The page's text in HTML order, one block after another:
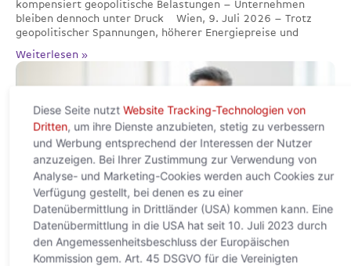
kompensiert geopolitische Belastungen – Unternehmen
bleiben dennoch unter Druck Wien, 9. Juli 2026 – Trotz
geopolitischer Spannungen, höherer Energiepreise und
Weiterlesen »
KI verändert den Welthandel
Diese Seite nutzt Website Tracking-Technologien von
Dritten, um ihre Dienste anzubieten, stetig zu verbessern
und Werbung entsprechend der Interessen der Nutzer
anzuzeigen. Bei Ihrer Zustimmung zur Verwendung von
Analyse- und Marketing-Cookies werden auch Cookies zur
Verfügung gestellt, bei denen es zu einer
Datenübermittlung in Drittländer (USA) kommen kann. Eine
Datenübermittlung in die USA hat seit 10. Juli 2023 durch
den Angemessenheitsbeschluss der Europäischen
Kommission gem. Art. 45 DSGVO für die Vereinigten